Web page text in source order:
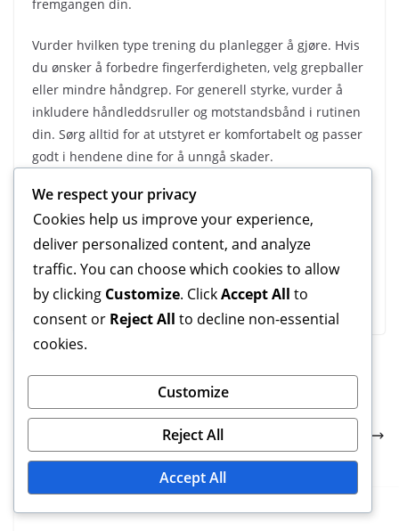
fremgangen din.
Vurder hvilken type trening du planlegger å gjøre. Hvis
du ønsker å forbedre fingerferdigheten, velg grepballer
eller mindre håndgrep. For generell styrke, vurder å
inkludere håndleddsruller og motstandsbånd i rutinen
din. Sørg alltid for at utstyret er komfortabelt og passer
godt i hendene dine for å unngå skader.
Til slutt, se etter kvalitetsmaterialer som kan tåle
regelmessig bruk. Utstyr laget av slitesterk gummi eller
høykvalitets metall vil vare lenger og gi konsekvent
motstand. Å lese anmeldelser og søke anbefalinger kan
også hjelpe med å ta et informert valg.
Fordeler med Lang Pips Grip: Defensiv strategi,
Seemiller vs. Western grep: Forskjeller, likheter,
ferdighetsnivåer
We respect your privacy
Cookies help us improve your experience,
deliver personalized content, and analyze
traffic. You can choose which cookies to allow
by clicking Customize. ClickAccept All to
consent or Reject All to decline non-essential
cookies.
Customize
Reject All
Accept All